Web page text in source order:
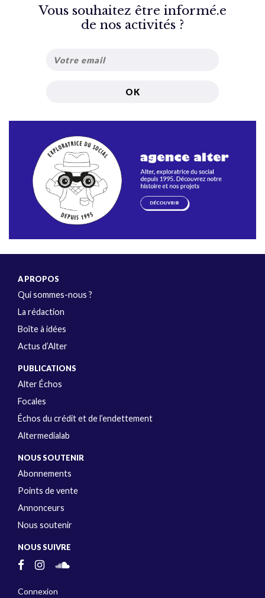
Vous souhaitez être informé.e
de nos activités ?
A PROPOS
Qui sommes-nous ?
La rédaction
Boîte à idées
Actus d’Alter
PUBLICATIONS
Alter Échos
Focales
Échos du crédit et de l’endettement
Altermedialab
NOUS SOUTENIR
Abonnements
Points de vente
Annonceurs
Nous soutenir
NOUS SUIVRE
Connexion